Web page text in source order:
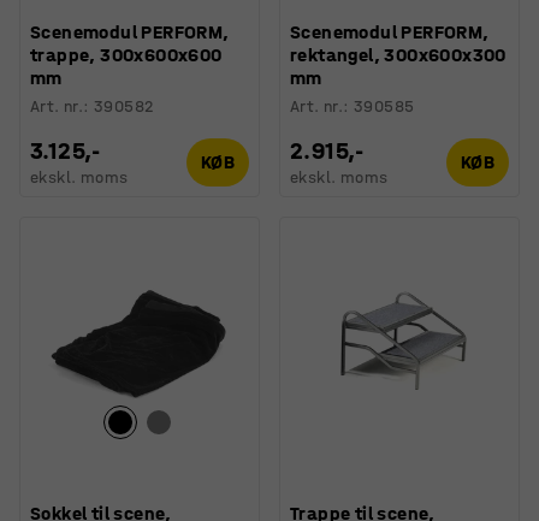
Scenemodul PERFORM,
trappe, 300x600x600
mm
Art. nr.: 390582
3.125,-
ekskl. moms
KØB
Scenemodul PERFORM,
rektangel, 300x600x300
mm
Art. nr.: 390585
2.915,-
ekskl. moms
KØB
Sokkel til scene, Trappe til scene,